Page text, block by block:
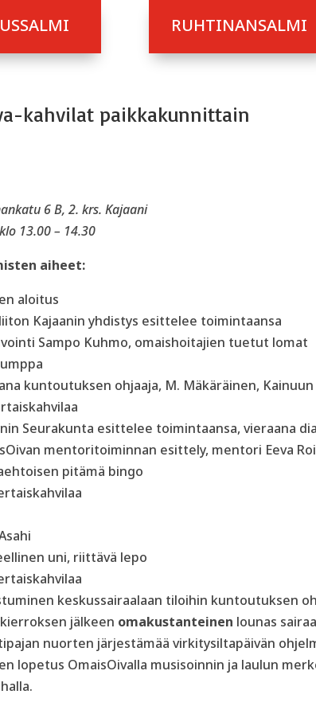
RUHTINANSALMI
kahvilat paikkakunnittain
6 B, 2. krs. Kajaani
13.00 – 14.30
aiheet:
aloitus
Kajaanin yhdistys esittelee toimintaansa
Sampo Kuhmo, omaishoitajien tuetut lomat
kuntoutuksen ohjaaja, M. Mäkäräinen,
Seurakunta esittelee toimintaansa, vieraana
mentoritoiminnan esittely, mentori Eeva
pitämä bingo
uni, riittävä lepo
keskussairaalaan tiloihin kuntoutuksen
jälkeen omakustanteinen lounas
nuorten järjestämää virkitysiltapäivän
lopetus OmaisOivalla musisoinnin ja laulun